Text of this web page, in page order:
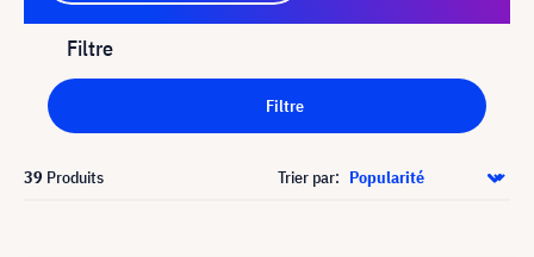
Filtre
Filtre
39 Produits Trier par: